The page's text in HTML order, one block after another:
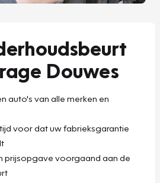
Douwes
auto's van alle merken en
voor dat uw fabrieksgarantie
prijsopgave voorgaand aan de